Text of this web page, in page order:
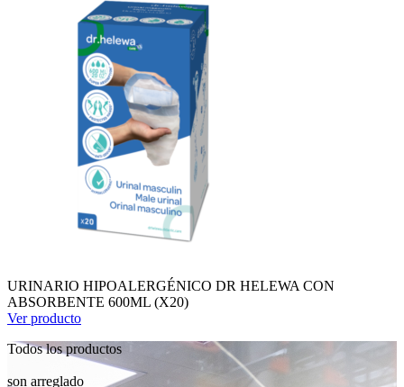
URINARIO HIPOALERGÉNICO DR HELEWA CON
ABSORBENTE 600ML (X20)
Ver producto
Todos los productos
son arreglado